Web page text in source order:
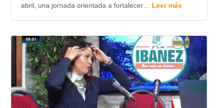
abril, una jornada orientada a fortalecer… Leer más